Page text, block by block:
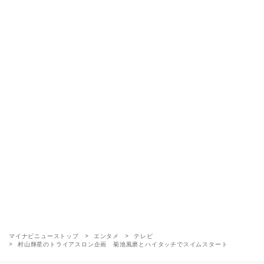
マイナビニューストップ エンタメ
テレビ
村山輝星のトライアスロン企画 菊池風磨とハイタッチでスイムスタート